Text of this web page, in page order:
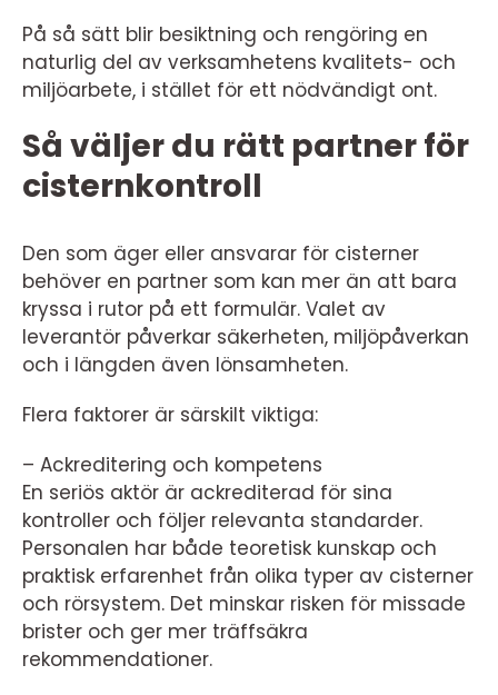
På så sätt blir besiktning och rengöring en
naturlig del av verksamhetens kvalitets- och
miljöarbete, i stället för ett nödvändigt ont.
Så väljer du rätt partner för
cisternkontroll
Den som äger eller ansvarar för cisterner
behöver en partner som kan mer än att bara
kryssa i rutor på ett formulär. Valet av
leverantör påverkar säkerheten, miljöpåverkan
och i längden även lönsamheten.
Flera faktorer är särskilt viktiga:
– Ackreditering och kompetens
En seriös aktör är ackrediterad för sina
kontroller och följer relevanta standarder.
Personalen har både teoretisk kunskap och
praktisk erfarenhet från olika typer av cisterner
och rörsystem. Det minskar risken för missade
brister och ger mer träffsäkra
rekommendationer.